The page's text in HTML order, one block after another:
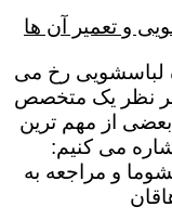
و تعمیر آن ها
لباسشویی رخ می
زیر نظر یک متخصص
از مهم ترین
می کنیم:
و مراجعه به